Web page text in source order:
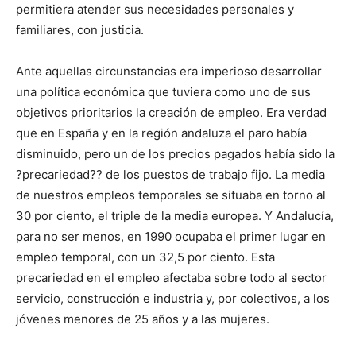
permitiera atender sus necesidades personales y
familiares, con justicia.
Ante aquellas circunstancias era imperioso desarrollar
una política económica que tuviera como uno de sus
objetivos prioritarios la creación de empleo. Era verdad
que en España y en la región andaluza el paro había
disminuido, pero un de los precios pagados había sido la
?precariedad?? de los puestos de trabajo fijo. La media
de nuestros empleos temporales se situaba en torno al
30 por ciento, el triple de la media europea. Y Andalucía,
para no ser menos, en 1990 ocupaba el primer lugar en
empleo temporal, con un 32,5 por ciento. Esta
precariedad en el empleo afectaba sobre todo al sector
servicio, construcción e industria y, por colectivos, a los
jóvenes menores de 25 años y a las mujeres.